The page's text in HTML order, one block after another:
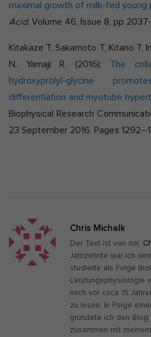
maximal growth of milk-fed young
Acid. Volume 46, Issue 8, pp
Kitakaze T, Sakamoto T, Kitano T,
N, Yamaji R. (2016): The
hydroxyprolyl-glycine
differentiation and myotube
Biophysical Research
23 September 2016, Pages
Chris Michalk
Der Text ist von mir,
Jahrzehnte war ich
studierte als Folge
Leistungsphysiologie
mich vor circa 15
zu lesen. In Folge
gründete ich den
zusammen mit